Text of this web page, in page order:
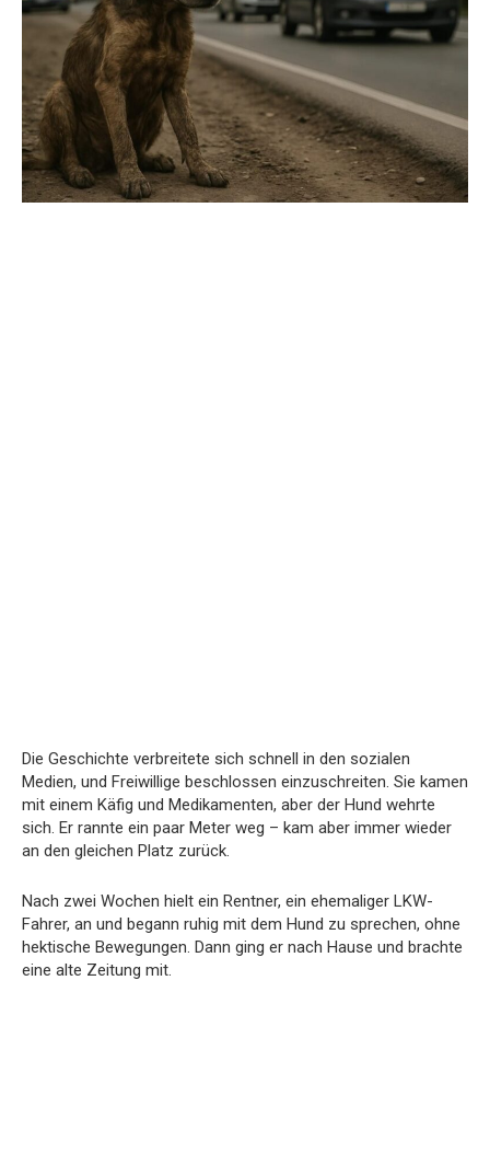
Die Geschichte verbreitete sich schnell in den sozialen
Medien, und Freiwillige beschlossen einzuschreiten. Sie kamen
mit einem Käfig und Medikamenten, aber der Hund wehrte
sich. Er rannte ein paar Meter weg – kam aber immer wieder
an den gleichen Platz zurück.
Nach zwei Wochen hielt ein Rentner, ein ehemaliger LKW-
Fahrer, an und begann ruhig mit dem Hund zu sprechen, ohne
hektische Bewegungen. Dann ging er nach Hause und brachte
eine alte Zeitung mit.